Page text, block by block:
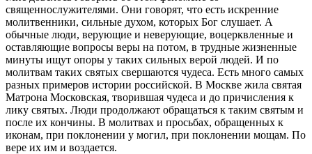
священнослужителями. Они говорят, что есть искренние
молитвенники, сильные духом, которых Бог слушает. А
обычные люди, верующие и неверующие, воцерквленные и
оставляющие вопросы веры на потом, в трудные жизненные
минуты ищут опоры у таких сильных верой людей. И по
молитвам таких святых свершаются чудеса. Есть много самых
разных примеров истории российской. В Москве жила святая
Матрона Московская, творившая чудеса и до причисления к
лику святых. Люди продолжают обращаться к таким святым и
после их кончины. В молитвах и просьбах, обращенных к
иконам, при поклонении у могил, при поклонении мощам. По
вере их им и воздается.